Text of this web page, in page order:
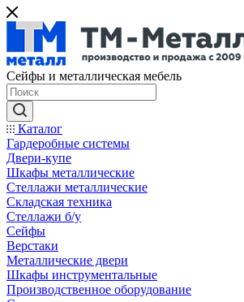
Сейфы и металлическая мебель
Каталог
Гардеробные системы
Двери-купе
Шкафы металлические
Стеллажи металлические
Складская техника
Стеллажи б/у
Сейфы
Верстаки
Металлические двери
Шкафы инструментальные
Производственное оборудование